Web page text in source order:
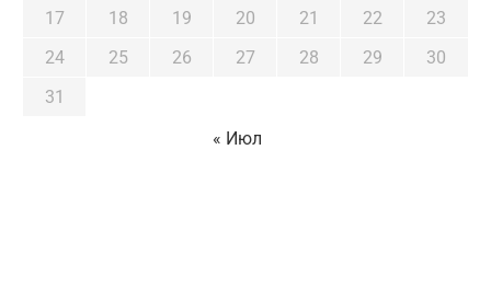
17
18 19 20 21 22
23
24
25 26 27 28 29
30
31
« Июл